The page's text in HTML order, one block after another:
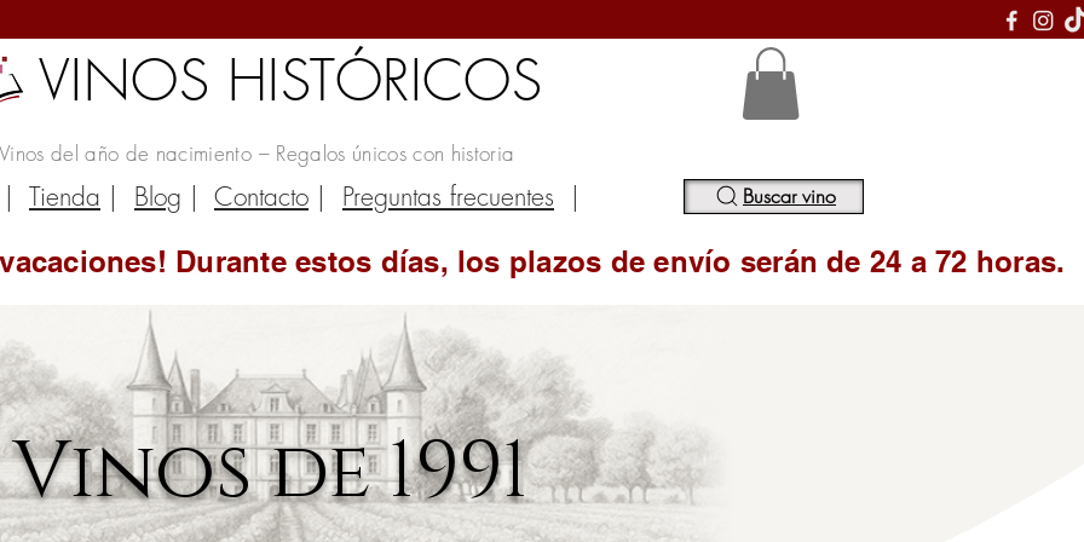
VINOS HISTÓRICOS
Vinos del año de nacimiento – Regalos únicos con historia
| Tienda | Blog | Contacto | Preguntas frecuentes | Buscar vino
Durante estos días, los plazos de envío serán de 24 a 72 horas.
Vinos de 1991